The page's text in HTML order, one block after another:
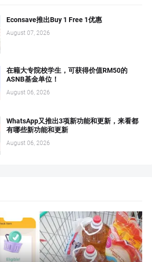
Econsave推出Buy 1 Free 1优惠
August 07, 2026
在籍大专院校学生，可获得价值RM50的
ASNB基金单位！
August 06, 2026
WhatsApp又推出3项新功能和更新，来看都
有哪些新功能和更新
August 06, 2026